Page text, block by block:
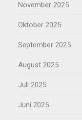
November 2025
Oktober 2025
September 2025
August 2025
Juli 2025
Juni 2025